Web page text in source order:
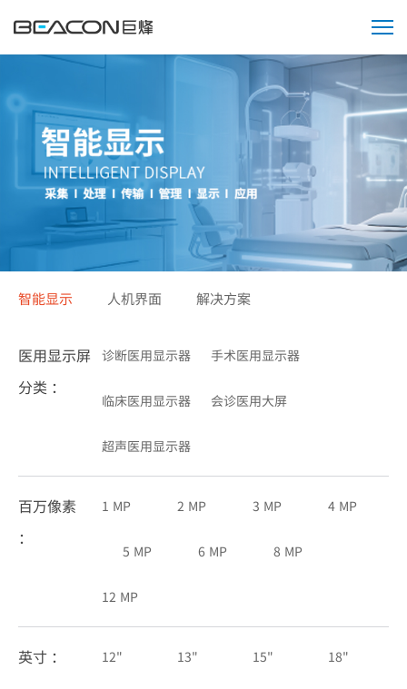
智能显示 人机界面 解决方案
医用显示屏
分类 ：
诊断医用显示器 手术医用显示器
临床医用显示器 会诊医用大屏
超声医用显示器
百万像素
：
1 MP 2 MP 3 MP 4 MP
5 MP 6 MP 8 MP
12 MP
英寸 ： 12" 13" 15" 18"